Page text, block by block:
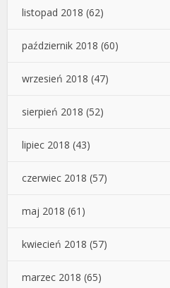
listopad 2018 (62)
październik 2018 (60)
wrzesień 2018 (47)
sierpień 2018 (52)
lipiec 2018 (43)
czerwiec 2018 (57)
maj 2018 (61)
kwiecień 2018 (57)
marzec 2018 (65)